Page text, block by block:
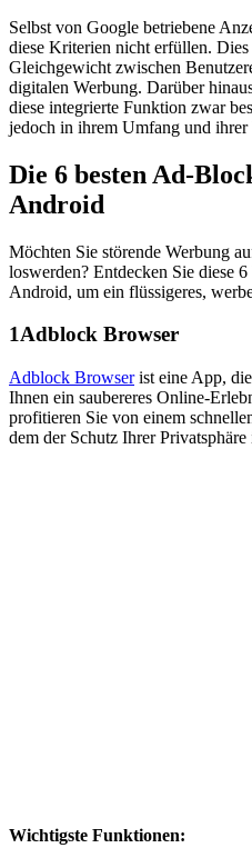
Selbst von Google betriebene
diese Kriterien nicht erfüllen.
Gleichgewicht zwischen
digitalen Werbung. Darüber
diese integrierte Funktion zwar
jedoch in ihrem Umfang und ihrer
Die 6 besten Ad-
Android
Möchten Sie störende Werbung
loswerden? Entdecken Sie diese
Android, um ein flüssigeres,
1Adblock Browser
Adblock Browserist eine App,
Ihnen ein saubereres Online-
profitieren Sie von einem
dem der Schutz Ihrer
Wichtigste Funktionen: